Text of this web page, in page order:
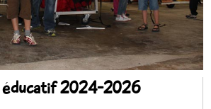
2024-2026